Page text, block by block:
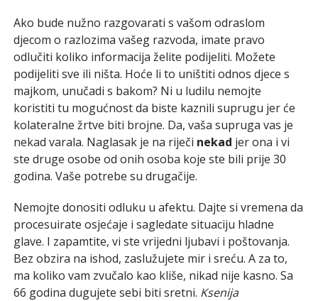
Ako bude nužno razgovarati s vašom odraslom
djecom o razlozima vašeg razvoda, imate pravo
odlučiti koliko informacija želite podijeliti. Možete
podijeliti sve ili ništa. Hoće li to uništiti odnos djece s
majkom, unučadi s bakom? Ni u ludilu nemojte
koristiti tu mogućnost da biste kaznili suprugu jer će
kolateralne žrtve biti brojne. Da, vaša supruga vas je
nekad varala. Naglasak je na riječi nekad jer ona i vi
ste druge osobe od onih osoba koje ste bili prije 30
godina. Vaše potrebe su drugačije.
Nemojte donositi odluku u afektu. Dajte si vremena da
procesuirate osjećaje i sagledate situaciju hladne
glave. I zapamtite, vi ste vrijedni ljubavi i poštovanja.
Bez obzira na ishod, zaslužujete mir i sreću. A za to,
ma koliko vam zvučalo kao kliše, nikad nije kasno. Sa
66 godina dugujete sebi biti sretni. Ksenija